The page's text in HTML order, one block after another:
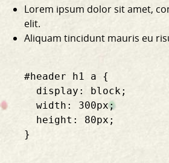
Lorem ipsum dolor sit amet,
elit.
Aliquam tincidunt mauris eu
    #header h1 a {
      display: block;
      width: 300px;
      height: 80px;
    }